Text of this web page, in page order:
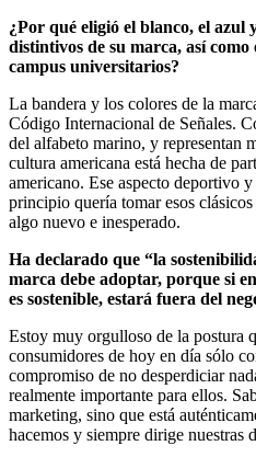
¿Por qué eligió el blanco, el azul
distintivos de su marca, así como
campus universitarios?
La bandera y los colores de la
Código Internacional de Señales.
del alfabeto marino, y representan
cultura americana está hecha de
americano. Ese aspecto deportivo
principio quería tomar esos
algo nuevo e inesperado.
Ha declarado que “la
marca debe adoptar, porque si
es sostenible, estará fuera del
Estoy muy orgulloso de la postura
consumidores de hoy en día sólo
compromiso de no desperdiciar
realmente importante para ellos.
marketing, sino que está
hacemos y siempre dirige nuestras